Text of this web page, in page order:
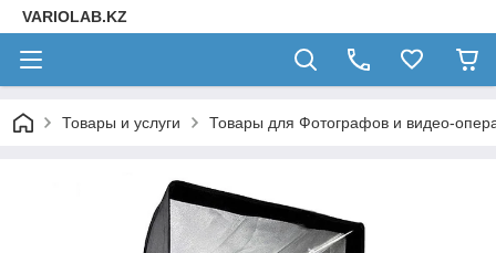
VARIOLAB.KZ
Товары и услуги Товары для Фотографов и видео-